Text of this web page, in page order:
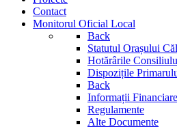
Contact
Monitorul Oficial Local
Back
Statutul Orașului
Hotărârile
Dispozițile
Back
Informații Financiare
Regulamente
Alte Documente